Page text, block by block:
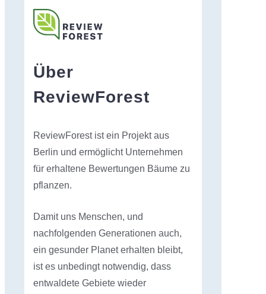
Über
ReviewForest
ReviewForest ist ein Projekt aus
Berlin und ermöglicht Unternehmen
für erhaltene Bewertungen Bäume zu
pflanzen.
Damit uns Menschen, und
nachfolgenden Generationen auch,
ein gesunder Planet erhalten bleibt,
ist es unbedingt notwendig, dass
entwaldete Gebiete wieder